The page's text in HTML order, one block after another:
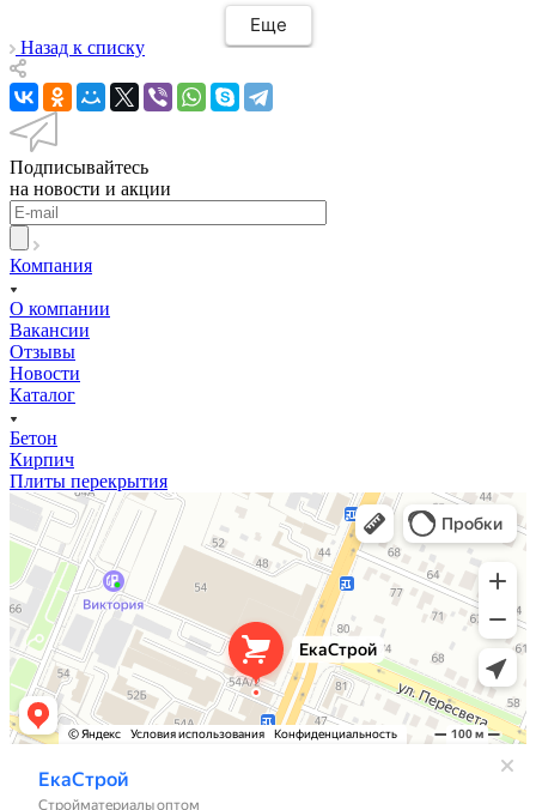
Еще
Назад к списку
Подписывайтесь
на новости и акции
Компания
О компании
Вакансии
Отзывы
Новости
Каталог
Бетон
Кирпич
Плиты перекрытия